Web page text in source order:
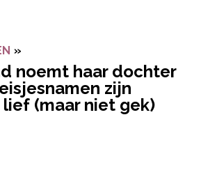
»
noemt haar dochter
zijn
(maar niet gek)